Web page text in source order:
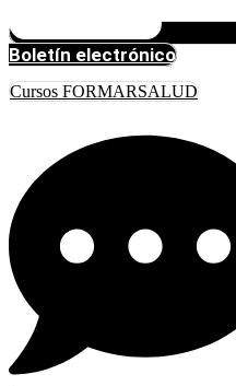
Boletín electrónico
Cursos FORMARSALUD